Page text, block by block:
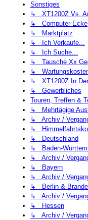
Sonstiges
↳ XT1200Z Vs.
↳ Computer-Ecke
↳ Marktplatz
↳ Ich Verkaufe...
↳ Ich Suche...
↳ Tausche Xx
↳
↳ XT1200Z In
↳ Gewerbliches
Touren, Treffen &
↳ Mehrtägige
↳ Archiv /
↳
↳ Deutschland
↳ Baden-
↳ Archiv /
↳ Bayern
↳ Archiv /
↳ Berlin &
↳ Archiv /
↳ Hessen
↳ Archiv /